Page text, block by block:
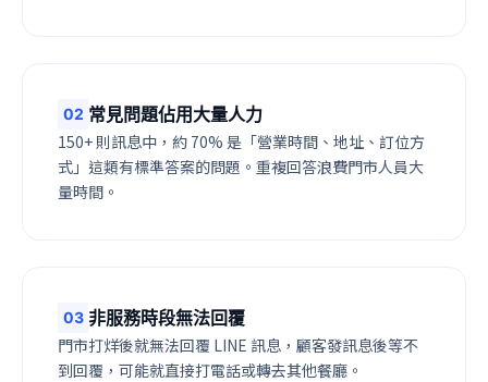
02 常見問題佔用大量人力
150+ 則訊息中，約 70% 是「營業時間、地址、訂位方
式」這類有標準答案的問題。重複回答浪費門市人員大
量時間。
03 非服務時段無法回覆
門市打烊後就無法回覆 LINE 訊息，顧客發訊息後等不
到回覆，可能就直接打電話或轉去其他餐廳。